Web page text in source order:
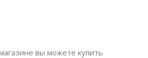
вы можете купить